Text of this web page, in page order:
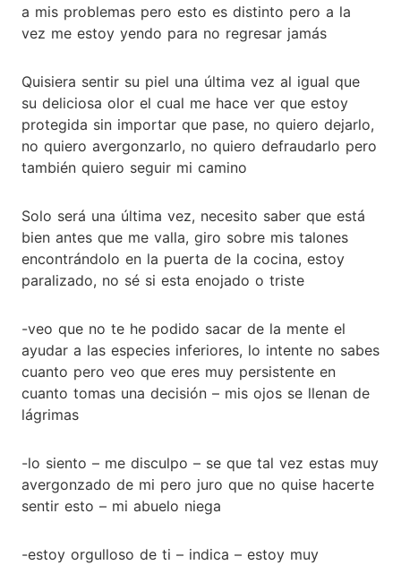
a mis problemas pero esto es distinto pero a la
vez me estoy yendo para no regresar jamás
Quisiera sentir su piel una última vez al igual que
su deliciosa olor el cual me hace ver que estoy
protegida sin importar que pase, no quiero dejarlo,
no quiero avergonzarlo, no quiero defraudarlo pero
también quiero seguir mi camino
Solo será una última vez, necesito saber que está
bien antes que me valla, giro sobre mis talones
encontrándolo en la puerta de la cocina, estoy
paralizado, no sé si esta enojado o triste
-veo que no te he podido sacar de la mente el
ayudar a las especies inferiores, lo intente no sabes
cuanto pero veo que eres muy persistente en
cuanto tomas una decisión – mis ojos se llenan de
lágrimas
-lo siento – me disculpo – se que tal vez estas muy
avergonzado de mi pero juro que no quise hacerte
sentir esto – mi abuelo niega
-estoy orgulloso de ti – indica – estoy muy